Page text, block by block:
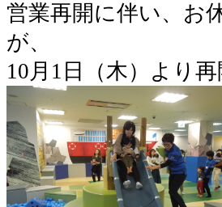
営業再開に伴い、お
が、
10月1日（木）より再